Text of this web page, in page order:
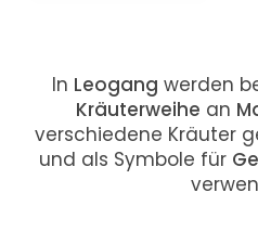
In Leogang werden
Kräuterweihe an
verschiedene Kräuter
und als Symbole für